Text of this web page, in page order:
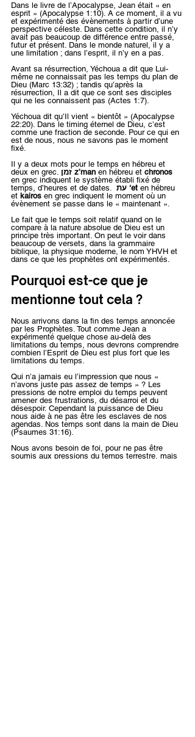
Dans le livre de l’Apocalypse, Jean était « en
esprit » (Apocalypse 1:10). A ce moment, il a vu
et expérimenté des évènements à partir d’une
perspective céleste. Dans cette condition, il n’y
avait pas beaucoup de différence entre passé,
futur et présent. Dans le monde naturel, il y a
une limitation ; dans l’esprit, il n’y en a pas.
Avant sa résurrection, Yéchoua a dit que Lui-
même ne connaissait pas les temps du plan de
Dieu (Marc 13:32) ; tandis qu’après la
résurrection, Il a dit que ce sont ses disciples
qui ne les connaissent pas (Actes 1:7).
Yéchoua dit qu’Il vient « bientôt » (Apocalypse
22:20). Dans le timing éternel de Dieu, c’est
comme une fraction de seconde. Pour ce qui en
est de nous, nous ne savons pas le moment
fixé.
Il y a deux mots pour le temps en hébreu et
deux en grec.
זמן z’man en hébreu et chronos
en grec indiquent le système établi fixé de
temps, d’heures et de dates.
עת ‘et en hébreu
et kairos en grec indiquent le moment où un
évènement se passe dans le « maintenant ».
Le fait que le temps soit relatif quand on le
compare à la nature absolue de Dieu est un
principe très important. On peut le voir dans
beaucoup de versets, dans la grammaire
biblique, la physique moderne, le nom YHVH et
dans ce que les prophètes ont expérimentés.
Pourquoi est-ce que je
mentionne tout cela ?
Nous arrivons dans la fin des temps annoncée
par les Prophètes. Tout comme Jean a
expérimenté quelque chose au-delà des
limitations du temps, nous devrons comprendre
combien l’Esprit de Dieu est plus fort que les
limitations du temps.
Qui n’a jamais eu l’impression que nous «
n’avons juste pas assez de temps » ? Les
pressions de notre emploi du temps peuvent
amener des frustrations, du désarroi et du
désespoir. Cependant la puissance de Dieu
nous aide à ne pas être les esclaves de nos
agendas. Nos temps sont dans la main de Dieu
(Psaumes 31:16).
Nous avons besoin de foi, pour ne pas être
soumis aux pressions du temps terrestre, mais